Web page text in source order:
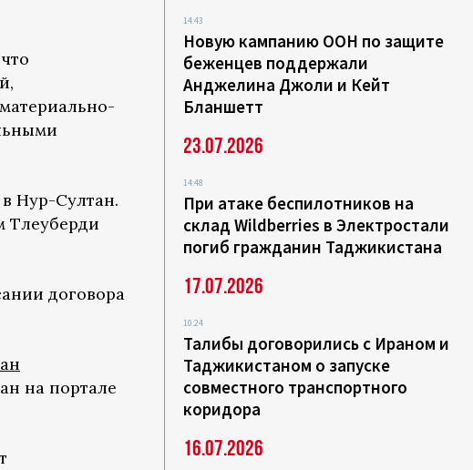
Нур-Султан.
Тлеуберди
договора
на портале
14:43
Новую кампанию ООН по защите
беженцев поддержали
Анджелина Джоли и Кейт
Бланшетт
23.07.2026
14:48
При атаке беспилотников на
склад Wildberries в Электростали
погиб гражданин Таджикистана
17.07.2026
10:24
Талибы договорились с Ираном и
Таджикистаном о запуске
совместного транспортного
коридора
16.07.2026